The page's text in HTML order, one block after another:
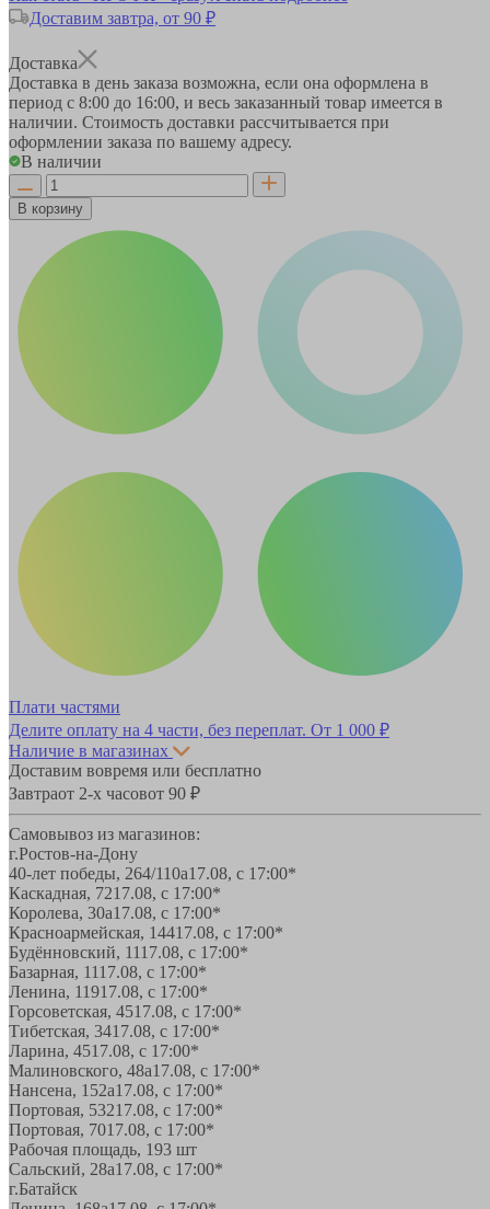
Доставим завтра, от 90 ₽
Доставка
Доставка в день заказа возможна, если она оформлена в
период с 8:00 до 16:00, и весь заказанный товар имеется в
наличии. Стоимость доставки рассчитывается при
оформлении заказа по вашему адресу.
В наличии
В корзину
Плати частями
Делите оплату на 4 части, без переплат. От 1 000 ₽
Наличие в магазинах
Доставим вовремя или бесплатно
Завтраот 2-х часовот 90 ₽
Самовывоз из магазинов:
г.Ростов-на-Дону
40-лет победы, 264/110а17.08, с 17:00*
Каскадная, 7217.08, с 17:00*
Королева, 30а17.08, с 17:00*
Красноармейская, 14417.08, с 17:00*
Будённовский, 1117.08, с 17:00*
Базарная, 1117.08, с 17:00*
Ленина, 11917.08, с 17:00*
Горсоветская, 4517.08, с 17:00*
Тибетская, 3417.08, с 17:00*
Ларина, 4517.08, с 17:00*
Малиновского, 48а17.08, с 17:00*
Нансена, 152а17.08, с 17:00*
Портовая, 53217.08, с 17:00*
Портовая, 7017.08, с 17:00*
Рабочая площадь, 193 шт
Сальский, 28a17.08, с 17:00*
г.Батайск